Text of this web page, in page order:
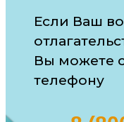
Если Ваш
Вы можете
телефону